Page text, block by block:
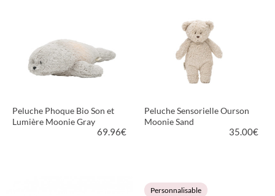
Peluche Phoque Bio Son et
Lumière Moonie Gray
69.96€
Peluche Sensorielle Ourson
Moonie Sand
35.00€
VOIR LE PRODUIT
Personnalisable